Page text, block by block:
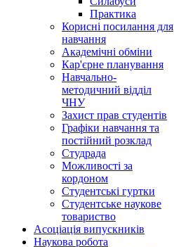
Практика
Корисні посилання для
навчання
Академічні обміни
Кар'єрне планування
Навчально-
методичний відділ
ЧНУ
Захист прав студентів
Графіки навчання та
постійний розклад
Студрада
Можливості за
кордоном
Студентські гуртки
Студентське наукове
товариство
Асоціація випускників
Наукова робота